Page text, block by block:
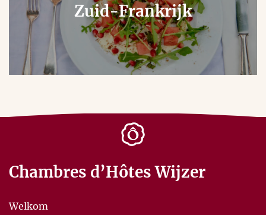
Zuid-Frankrijk
Chambres d’Hôtes Wijzer
Welkom